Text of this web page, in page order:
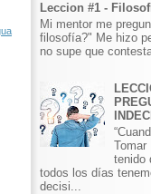
Leccion #1 -
Mi mentor me
filosofía?" Me hizo
no supe que
Tomar
tenido
todos los días
decisi...